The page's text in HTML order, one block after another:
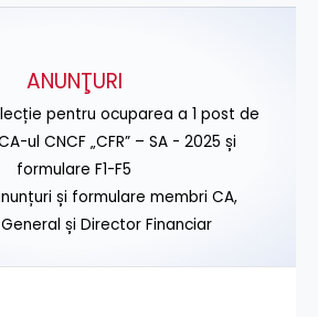
ANUNŢURI
pentru ocuparea a 1 post de
ul CNCF „CFR” – SA - 2025 și
formulare F1-F5
și formulare membri CA,
și Director Financiar